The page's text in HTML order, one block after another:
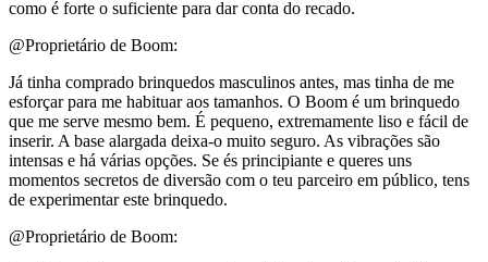
como é forte o suficiente para dar conta do recado.
@Proprietário de Boom:
Já tinha comprado brinquedos masculinos antes, mas tinha de me
esforçar para me habituar aos tamanhos. O Boom é um brinquedo
que me serve mesmo bem. É pequeno, extremamente liso e fácil de
inserir. A base alargada deixa-o muito seguro. As vibrações são
intensas e há várias opções. Se és principiante e queres uns
momentos secretos de diversão com o teu parceiro em público, tens
de experimentar este brinquedo.
@Proprietário de Boom: